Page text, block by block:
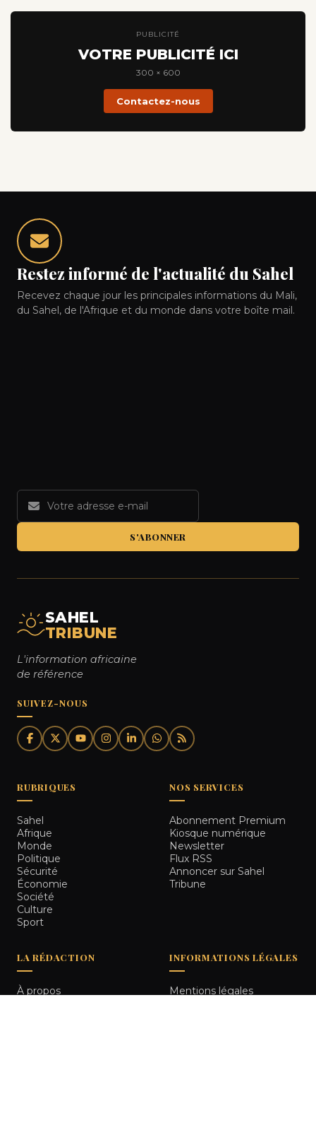
PUBLICITÉ
VOTRE PUBLICITÉ ICI
300 × 600
Contactez-nous
Restez informé de l'actualité du Sahel
Recevez chaque jour les principales informations du Mali,
du Sahel, de l'Afrique et du monde dans votre boîte mail.
S'ABONNER
SAHEL
TRIBUNE
L'information africaine
de référence
SUIVEZ-NOUS
RUBRIQUES
Sahel
Afrique
Monde
Politique
Sécurité
Économie
Société
Culture
Sport
NOS SERVICES
Abonnement Premium
Kiosque numérique
Newsletter
Flux RSS
Annoncer sur Sahel
Tribune
LA RÉDACTION
À propos
INFORMATIONS LÉGALES
Mentions légales